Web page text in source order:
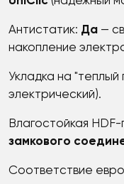
Антистатик: Да —
накопление
Укладка на "теплый
электрический).
Влагостойкая HDF-
замкового
Соответствие